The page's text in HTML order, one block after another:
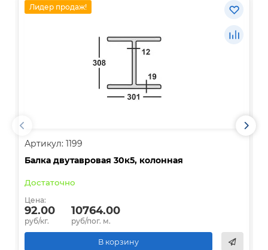
Лидер продаж!
Артикул: 1199
Балка двутавровая 30к5, колонная
Достаточно
Цена:
92.00
руб/кг.
10764.00
руб/пог. м.
В корзину